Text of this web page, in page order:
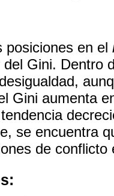
posiciones en el
Gini. Dentro
Gini aumenta
se encuentra
de